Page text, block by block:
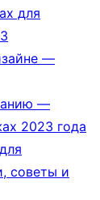
для
—
—
2023 года
советы и